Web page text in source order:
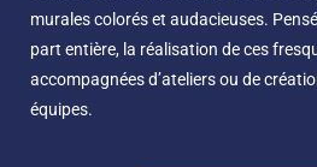
murales colorés et audacieuses.
part entière, la réalisation de ces
accompagnées d’ateliers ou de
équipes.